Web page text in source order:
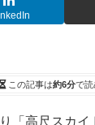
この記事は約6分で読
「高尺スカイ